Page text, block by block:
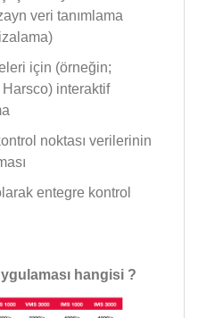
veri tanımlama
için (örneğin;
interaktif
noktası verilerinin
entegre kontrol
hangisi ?